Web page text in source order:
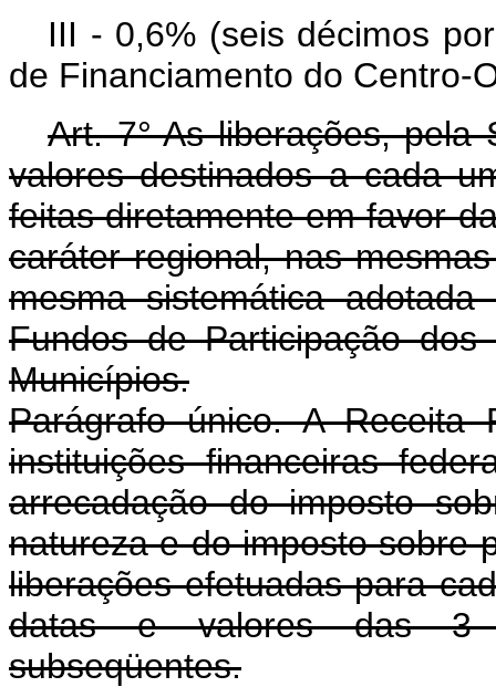
III - 0,6% (seis décimos
de Financiamento do Centro-
Art. 7° As liberações, pela
valores destinados a cada
feitas diretamente em favor
caráter regional, nas
mesma sistemática
Fundos de Participação
Municípios.
Parágrafo único. A Receita
instituições financeiras
arrecadação do imposto
natureza e do imposto sobre
liberações efetuadas para
datas e valores das 3
subseqüentes.